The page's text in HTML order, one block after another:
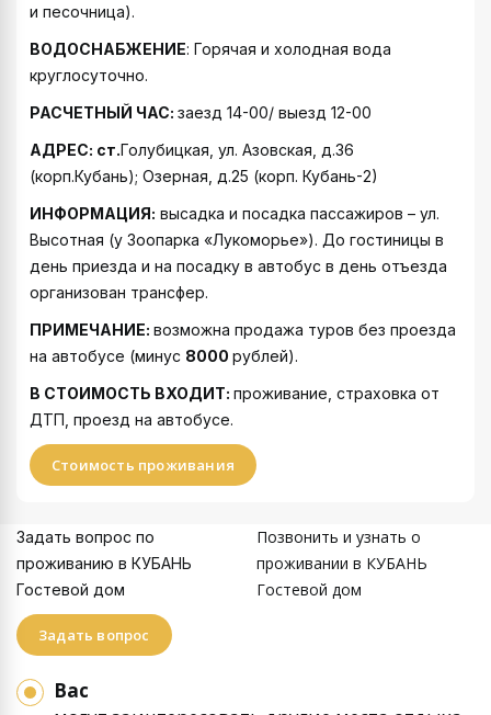
и песочница).
ВОДОСНАБЖЕНИЕ: Горячая и холодная вода
круглосуточно.
РАСЧЕТНЫЙ ЧАС: заезд 14-00/ выезд 12-00
АДРЕС: ст.Голубицкая, ул. Азовская, д.36
(корп.Кубань); Озерная, д.25 (корп. Кубань-2)
ИНФОРМАЦИЯ: высадка и посадка пассажиров – ул.
Высотная (у Зоопарка «Лукоморье»). До гостиницы в
день приезда и на посадку в автобус в день отъезда
организован трансфер.
ПРИМЕЧАНИЕ: возможна продажа туров без проезда
на автобусе (минус 8000 рублей).
В СТОИМОСТЬ ВХОДИТ: проживание, страховка от
ДТП, проезд на автобусе.
Стоимость проживания
Задать вопрос по
проживанию в КУБАНЬ
Гостевой дом
Задать вопрос
Позвонить и узнать о
проживании в КУБАНЬ
Гостевой дом
Вас